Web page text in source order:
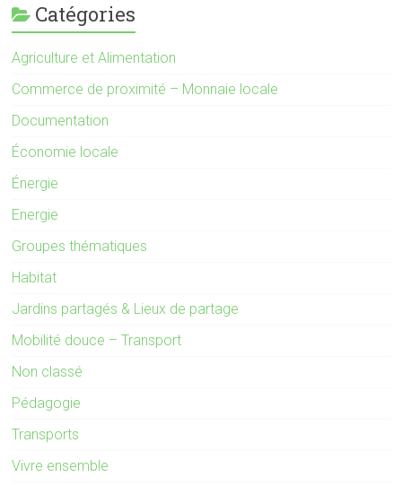
Catégories
Agriculture et Alimentation
Commerce de proximité – Monnaie locale
Documentation
Économie locale
Énergie
Energie
Groupes thématiques
Habitat
Jardins partagés & Lieux de partage
Mobilité douce – Transport
Non classé
Pédagogie
Transports
Vivre ensemble